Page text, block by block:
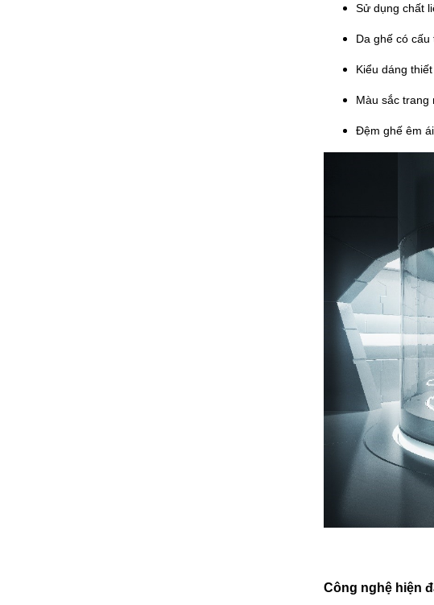
Sử dụng chất
Da ghế có
Kiểu dáng
Màu sắc trang
Đệm ghế êm
Công nghệ hiện